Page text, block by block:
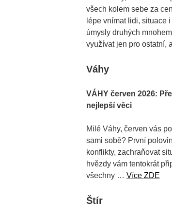
všech kolem sebe za
lépe vnímat lidi, situace
úmysly druhých
využívat jen pro ostatní,
Váhy
VÁHY červen 2026:
nejlepší věci
Milé Váhy, červen vás
sami sobě? První
konflikty, zachraňovat
hvězdy vám tentokrát
všechny … Více ZDE
Štír